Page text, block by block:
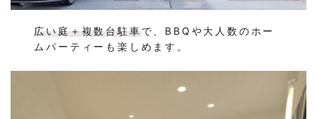
広い庭＋複数台駐車で、BBQや大人数のホー
ムパーティーも楽しめます。